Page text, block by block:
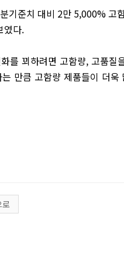
기준치 대비 2만 5,000% 고
였다.
를 꾀하려면 고함량, 고품질
만큼 고함량 제품들이 더욱